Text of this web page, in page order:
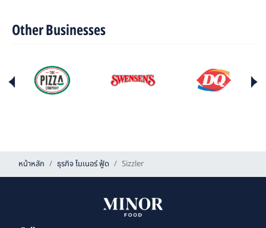
Other Businesses
หน้าหลัก ธุรกิจ ไมเนอร์ ฟู้ด Sizzler